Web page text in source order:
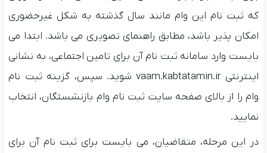
که ثبت نام این وام مانند سال گذشته به شکل غیرحضوری
امکان پذیر باشد، مطابق راهنمای تصویری می باشد. ابتدا می
بایست وارد سامانه ثبت نام آن برای تامین اجتماعی، به نشانی
اینترنتی vaam.kabtatamin.ir شوید. سپس، گزینه ثبت نام
وام را از بالای صفحه سایت ثبت نام وام بازنشستگان، انتخاب
نمایید.
در این مرحله، متقاضیان، می بایست برای ثبت نام آن برای